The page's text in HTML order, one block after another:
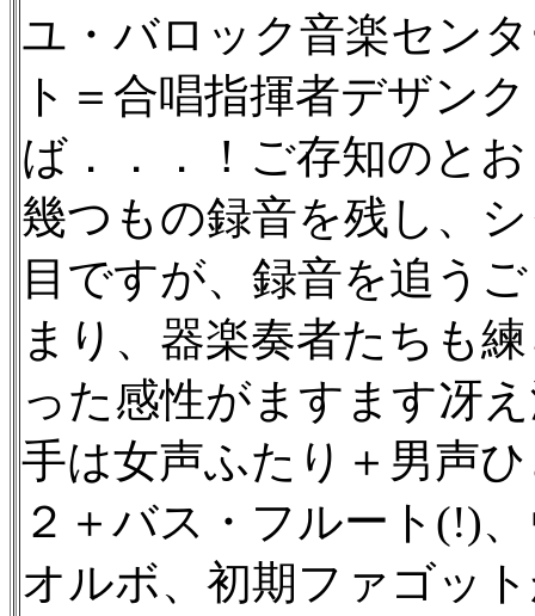
ユ・バロック音楽セン
ト＝合唱指揮者デザン
ば．．．！ご存知のと
幾つもの録音を残し、
目ですが、録音を追う
まり、器楽奏者たちも
った感性がますます冴
手は女声ふたり＋男声
２＋バス・フルート(!)
オルボ、初期ファゴッ